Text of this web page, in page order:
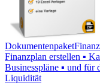
Dokumentenpaket
Finanzplan erstellen ▪
Businesspläne ▪ und
Liquidität